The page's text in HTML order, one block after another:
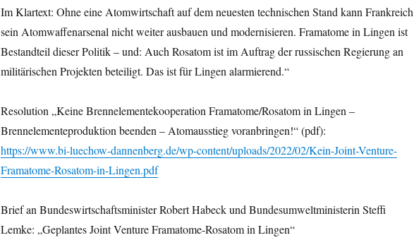
Im Klartext: Ohne eine Atomwirtschaft auf dem neuesten technischen Stand kann Frankreich
sein Atomwaffenarsenal nicht weiter ausbauen und modernisieren. Framatome in Lingen ist
Bestandteil dieser Politik – und: Auch Rosatom ist im Auftrag der russischen Regierung an
militärischen Projekten beteiligt. Das ist für Lingen alarmierend.“
Resolution „Keine Brennelementekooperation Framatome/Rosatom in Lingen –
Brennelementeproduktion beenden – Atomausstieg voranbringen!“ (pdf):
https://www.bi-luechow-dannenberg.de/wp-content/uploads/2022/02/Kein-Joint-Venture-
Framatome-Rosatom-in-Lingen.pdf
Brief an Bundeswirtschaftsminister Robert Habeck und Bundesumweltministerin Steffi
Lemke: „Geplantes Joint Venture Framatome-Rosatom in Lingen“